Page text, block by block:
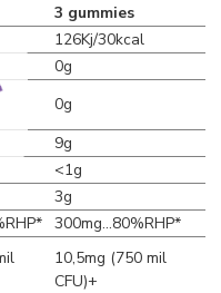
3 gummies
126Kj/30kcal
0g
0g
9g
<1g
3g
300mg...80%RHP*
10,5mg (750 mil
CFU)+